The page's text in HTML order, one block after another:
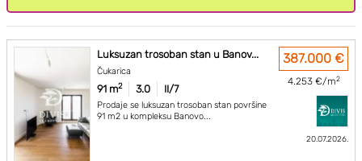
Luksuzan trosoban stan u Banov...
Čukarica
91 m2 3.0 II/7
Prodaje se luksuzan trosoban stan površine
91 m2 u kompleksu Banovo...
387.000 €
4.253 €/m2
20.07.2026.